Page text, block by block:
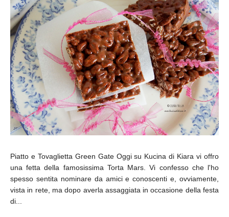
Piatto e Tovaglietta Green Gate Oggi su Kucina di Kiara vi offro
una fetta della famosissima Torta Mars. Vi confesso che l'ho
spesso sentita nominare da amici e conoscenti e, ovviamente,
vista in rete, ma dopo averla assaggiata in occasione della festa
di...